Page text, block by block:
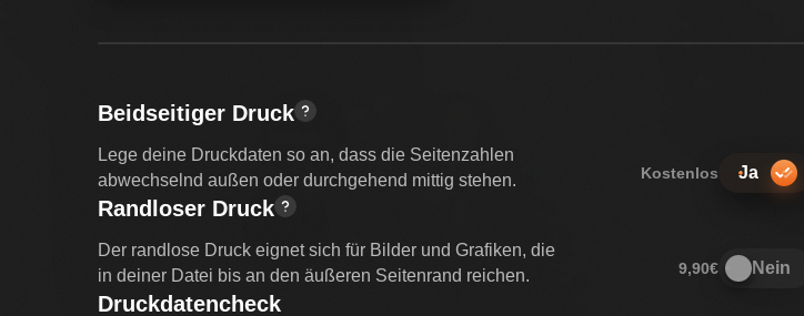
Beidseitiger Druck
Lege deine Druckdaten so an, dass die Seitenzahlen
abwechselnd außen oder durchgehend mittig stehen.
Kostenlos Ja
Randloser Druck
Der randlose Druck eignet sich für Bilder und Grafiken, die
in deiner Datei bis an den äußeren Seitenrand reichen.
9,90€ Nein
Druckdatencheck